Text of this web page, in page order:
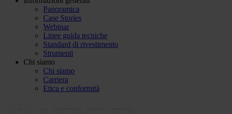
Panoramica
Case Stories
Webinar
Linee guida tecniche
Standard di rivestimento
Strumenti
Chi siamo
Chi siamo
Carriera
Etica e conformità